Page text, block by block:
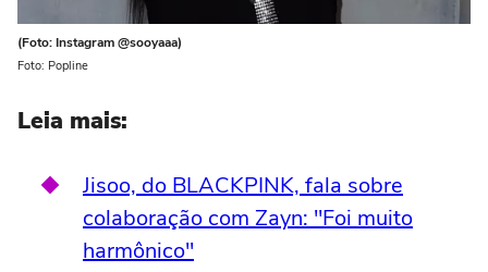
(Foto: Instagram @sooyaaa)
Foto: Popline
Leia mais:
Jisoo, do BLACKPINK, fala sobre
colaboração com Zayn: "Foi muito
harmônico"